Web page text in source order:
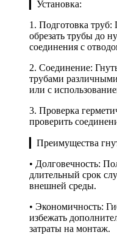
▎Установка:
1. Подготовка труб:
обрезать трубы до
соединения с
2. Соединение:
трубами
или с
3. Проверка
проверить
▎Преимущества
• Долговечность:
длительный срок
внешней среды.
• Экономичность:
избежать
затраты на монтаж.